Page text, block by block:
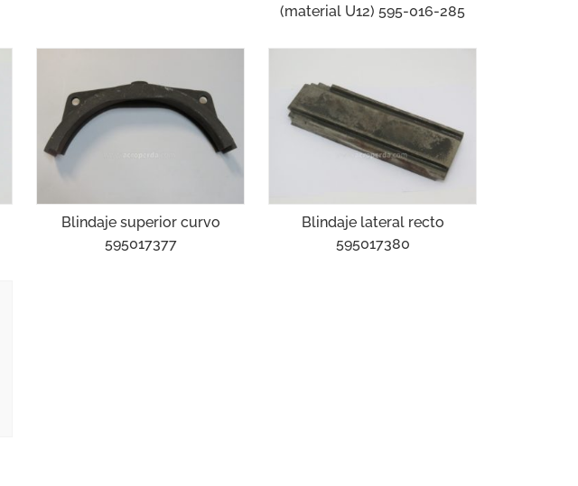
(material U12) 595-016-285
Blindaje superior curvo
595017377
Blindaje lateral recto
595017380